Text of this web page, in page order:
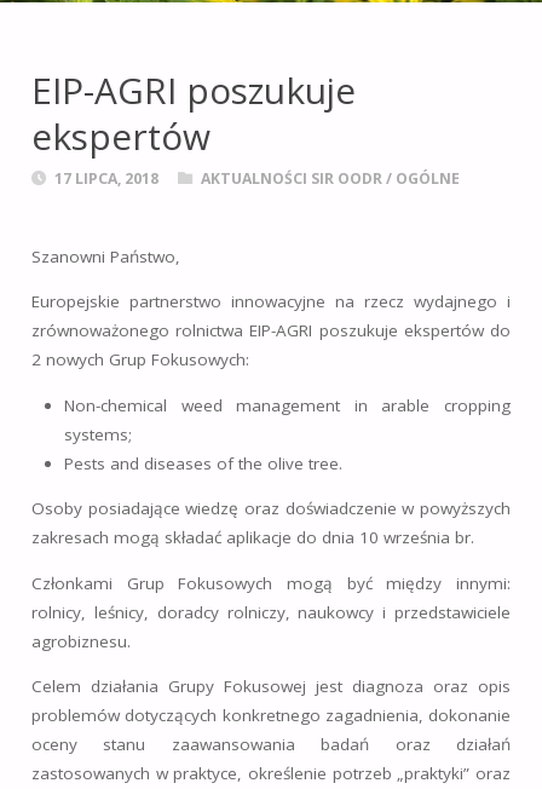
województwa
EIP-AGRI poszukuje
ekspertów
17 LIPCA, 2018 AKTUALNOŚCI SIR OODR/ OGÓLNE
Szanowni Państwo,
Europejskie partnerstwo innowacyjne na rzecz wydajnego i
zrównoważonego rolnictwa EIP-AGRI poszukuje ekspertów do
2 nowych Grup Fokusowych:
Non-chemical weed management in arable cropping
systems;
Pests and diseases of the olive tree.
Osoby posiadające wiedzę oraz doświadczenie w powyższych
zakresach mogą składać aplikacje do dnia 10 września br.
Członkami Grup Fokusowych mogą być między innymi:
rolnicy, leśnicy, doradcy rolniczy, naukowcy i przedstawiciele
agrobiznesu.
Celem działania Grupy Fokusowej jest diagnoza oraz opis
problemów dotyczących konkretnego zagadnienia, dokonanie
oceny stanu zaawansowania badań oraz działań
zastosowanych w praktyce, określenie potrzeb „praktyki” oraz